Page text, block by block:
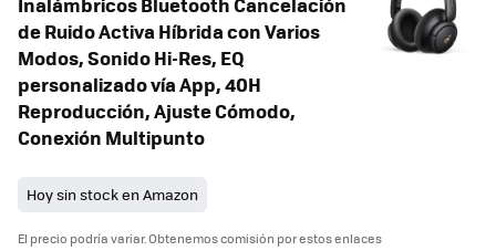
de Ruido Activa Híbrida con Varios
Modos, Sonido Hi-Res, EQ
personalizado vía App, 40H
Reproducción, Ajuste Cómodo,
Conexión Multipunto
Hoy sin stock en Amazon
El precio podría variar. Obtenemos comisión por estos enlaces